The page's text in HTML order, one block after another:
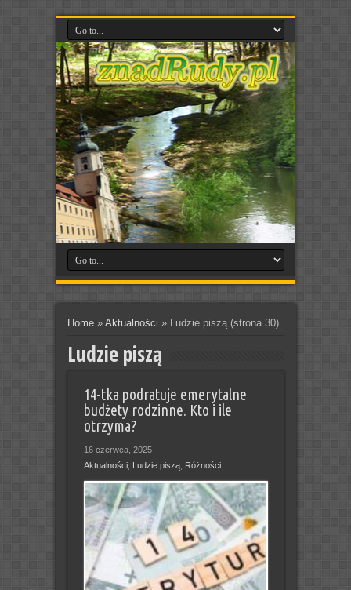
Home» Aktualności » Ludzie piszą(strona 30)
Ludzie piszą
14-tka podratuje emerytalne
budżety rodzinne. Kto i ile
otrzyma?
16 czerwca, 2025
Aktualności, Ludzie piszą, Różności